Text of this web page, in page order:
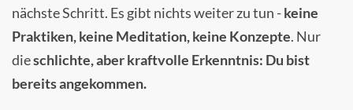
nächste Schritt. Es gibt nichts weiter zu tun -keine
Praktiken, keine Meditation, keine Konzepte. Nur
dieschlichte, aber kraftvolle Erkenntnis: Du bist
bereits angekommen.